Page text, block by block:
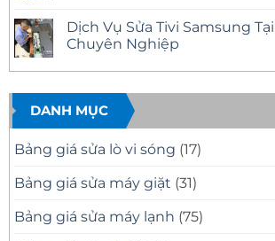
Tại
Nhà
Uy
Tín
–
Mặt
Báo
Giá
Minh
Bạch
Samsung
Tại
Nhà
11
Tín
–
Có
Mặt
Nhanh,
Sửa
Bệnh
bình
luận
ở
Tivi
Tại
Nhà
Quận
10
Uy
Tín
Mặt
Nhanh
30
Phút
Dịch Vụ Sửa Tivi Samsung
Chuyên Nghiệp
có
luận
ở
Dịch
Vụ
Sửa
Tivi
Tại
Nhà
8
Chuyên
DANH MỤC
Bảng giá sửa lò vi sóng (17)
Bảng giá sửa máy giặt (31)
Bảng giá sửa máy lạnh (75)